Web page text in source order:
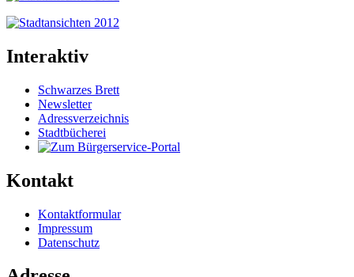
Interaktiv
Schwarzes Brett
Newsletter
Adressverzeichnis
Stadtbücherei
Kontakt
Kontaktformular
Impressum
Datenschutz